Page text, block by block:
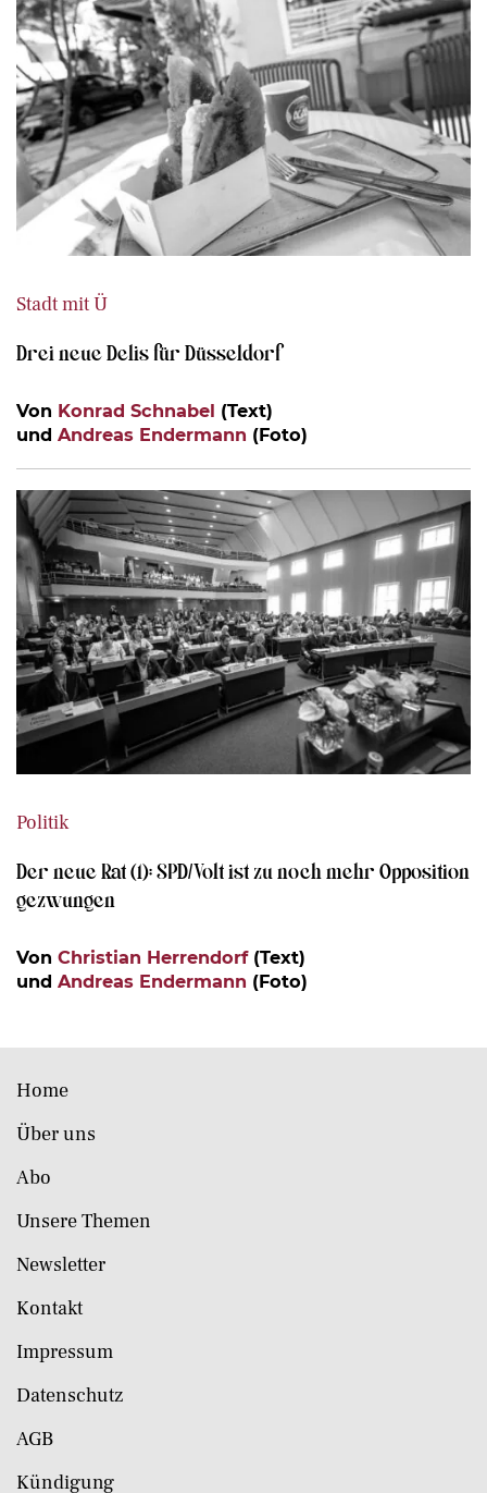
Stadt mit Ü
Drei neue Delis für Düsseldorf
Von Konrad Schnabel (Text)
und Andreas Endermann (Foto)
Politik
Der neue Rat (1): SPD/Volt ist zu noch mehr Opposition
gezwungen
Von Christian Herrendorf(Text)
und Andreas Endermann (Foto)
Home
Über uns
Abo
Unsere Themen
Newsletter
Kontakt
Impressum
Datenschutz
AGB
Kündigung